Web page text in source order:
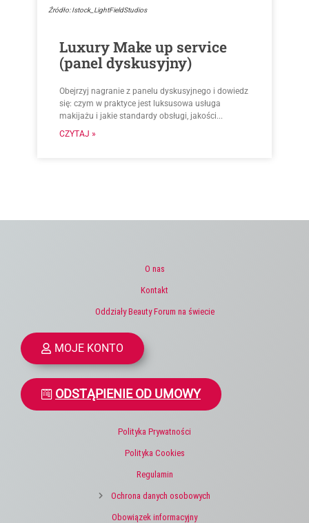
Źródło: Istock_LightFieldStudios
Luxury Make up service
(panel dyskusyjny)
Obejrzyj nagranie z panelu dyskusyjnego i dowiedz
się: czym w praktyce jest luksusowa usługa
makijażu i jakie standardy obsługi, jakości...
CZYTAJ »
O nas
Kontakt
Oddziały Beauty Forum na świecie
MOJE KONTO
ODSTĄPIENIE OD UMOWY
Polityka Prywatności
Polityka Cookies
Regulamin
Ochrona danych osobowych
Obowiązek informacyjny